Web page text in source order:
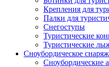
Крепления для
Палки для
Снегоступы
Туристические
Туристические
Сноубордическое
Сноубордические